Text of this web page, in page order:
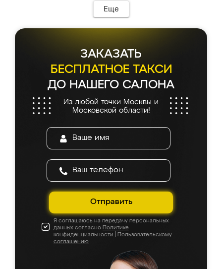
Еще
ЗАКАЗАТЬ
БЕСПЛАТНОЕ ТАКСИ
ДО НАШЕГО САЛОНА
Из любой точки Москвы и
Московской области!
Отправить
Я соглашаюсь на передачу персональных
данных согласно Политике
конфиденциальности
Пользовательскому
соглашению